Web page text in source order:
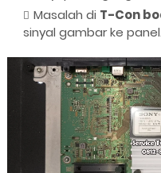
Masalah di T-Con
sinyal gambar ke panel.